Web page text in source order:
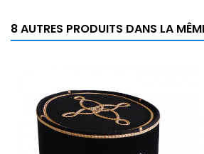
8 AUTRES PRODUITS DANS LA